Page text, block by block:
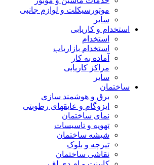
موتورسیکلت و لوازم جانبی
سایر
استخدام و کاریابی
استخدام
استخدام بازاریاب
آماده به کار
مراکز کاریابی
سایر
ساختمان
برق و هوشمند سازی
ایزوگام و عایقهای رطوبتی
نمای ساختمان
تهویه و تاسیسات
شیشه ساختمان
تیرچه و بلوک
نقاشی ساختمان